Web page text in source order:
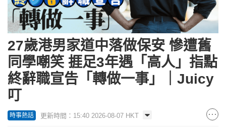
27歲港男家道中落做保安 慘遭舊
同學嘲笑 捱足3年遇「高人」指點
終辭職宣告「轉做一事」｜Juicy
叮
時事熱話 更新時間：15:40 2026-08-07 HKT